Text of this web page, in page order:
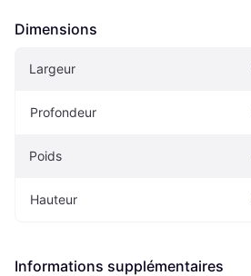
Dimensions
Largeur
Profondeur
Poids
Hauteur
Informations supplémentaires